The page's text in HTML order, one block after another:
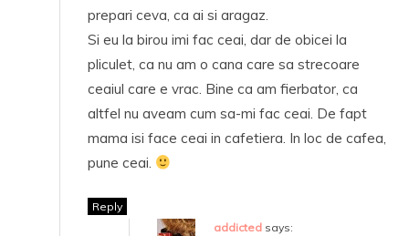
prepari ceva, ca ai si aragaz.
Si eu la birou imi fac ceai, dar de obicei la
pliculet, ca nu am o cana care sa strecoare
ceaiul care e vrac. Bine ca am fierbator, ca
altfel nu aveam cum sa-mi fac ceai. De fapt
mama isi face ceai in cafetiera. In loc de cafea,
pune ceai.
Reply
addicted says: